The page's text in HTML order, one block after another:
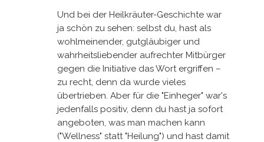
Und bei der Heilkräuter-Geschichte war
ja schön zu sehen: selbst du, hast als
wohlmeinender, gutgläubiger und
wahrheitsliebender aufrechter Mitbürger
gegen die Initiative das Wort ergriffen –
zu recht, denn da wurde vieles
übertrieben. Aber für die "Einheger" war's
jedenfalls positiv, denn du hast ja sofort
angeboten, was man machen kann
("Wellness" statt "Heilung") und hast damit